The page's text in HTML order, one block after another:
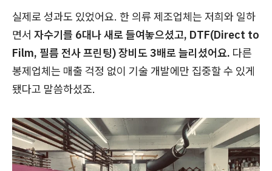
실제로 성과도 있었어요. 한 의류 제조업체는 저희와 일하
면서 자수기를 6대나 새로 들여놓으셨고, DTF(Direct to
Film, 필름 전사 프린팅) 장비도 3배로 늘리셨어요. 다른
봉제업체는 매출 걱정 없이 기술 개발에만 집중할 수 있게
됐다고 말씀하셨죠.